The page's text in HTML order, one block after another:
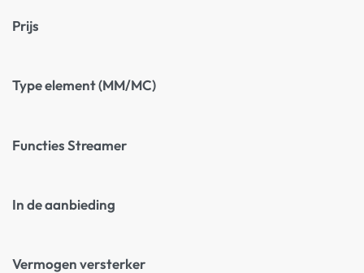
Prijs
Type element (MM/MC)
Functies Streamer
In de aanbieding
Vermogen versterker